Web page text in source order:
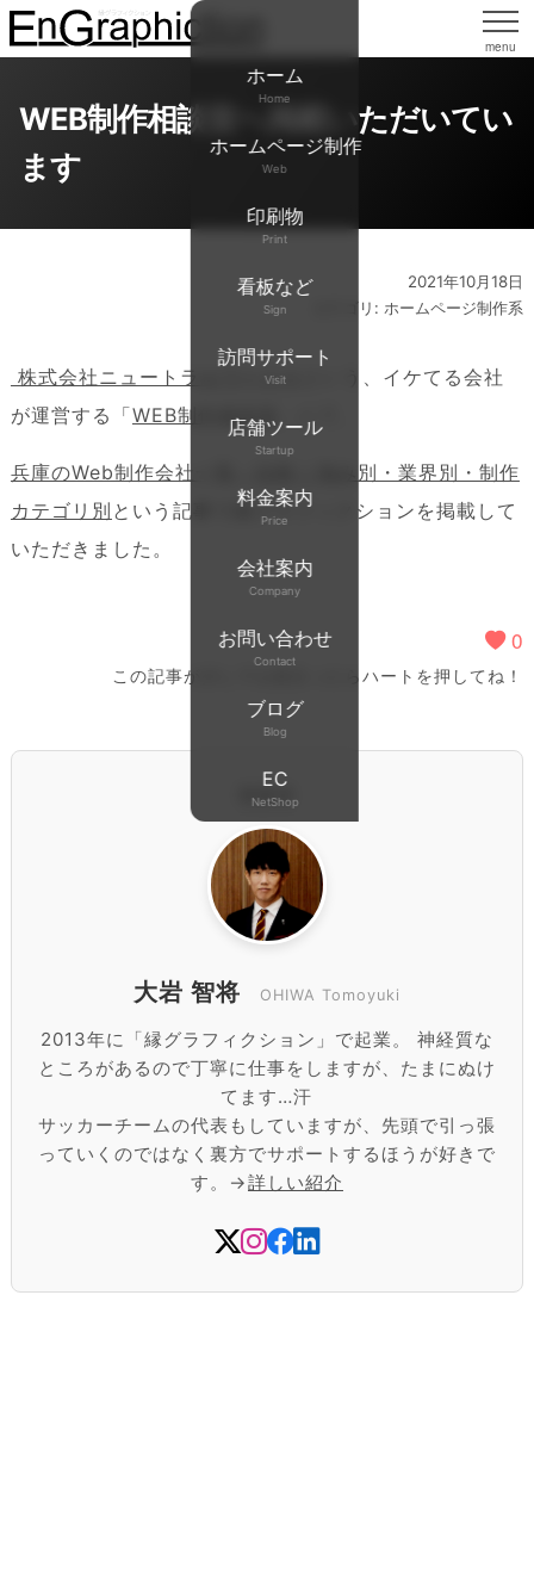
menu
ホーム
Home
ホームページ制作
Web
印刷物
Print
看板など
Sign
訪問サポート
Visit
店舗ツール
Startup
料金案内
Price
会社案内
Company
お問い合わせ
Contact
ブログ
Blog
EC
NetShop
WEB制作相談室へ掲載いただいてい
ます
2021年10月18日
カテゴリ: ホームページ制作系
株式会社ニュートラルワークス
という、イケてる会社
が運営する「WEB制作相談室 」にて、
兵庫のWeb制作会社一覧・比較｜強み別・業界別・制作
カテゴリ別 という記事で縁グラフィクションを掲載して
いただきました。
0
この記事が少しでも役立ったらハートを押してね！
執筆者
大岩 智将 OHIWA Tomoyuki
2013年に「縁グラフィクション」で起業。 神経質な
ところがあるので丁寧に仕事をしますが、たまにぬけ
てます…汗
サッカーチームの代表もしていますが、先頭で引っ張
っていくのではなく裏方でサポートするほうが好きで
す。→詳しい紹介